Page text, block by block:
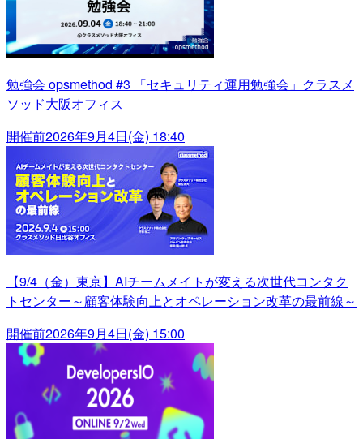
勉強会 opsmethod #3 「セキュリティ運用勉強会」クラスメ
ソッド大阪オフィス
開催前2026年9月4日(金) 18:40
【9/4（金）東京】AIチームメイトが変える次世代コンタク
トセンター～顧客体験向上とオペレーション改革の最前線～
開催前2026年9月4日(金) 15:00